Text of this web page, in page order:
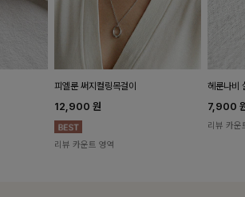
피엘룬 써지컬링목걸이
12,900 원
리뷰 카운트 영역
헤룬나비
7,900
리뷰 카운